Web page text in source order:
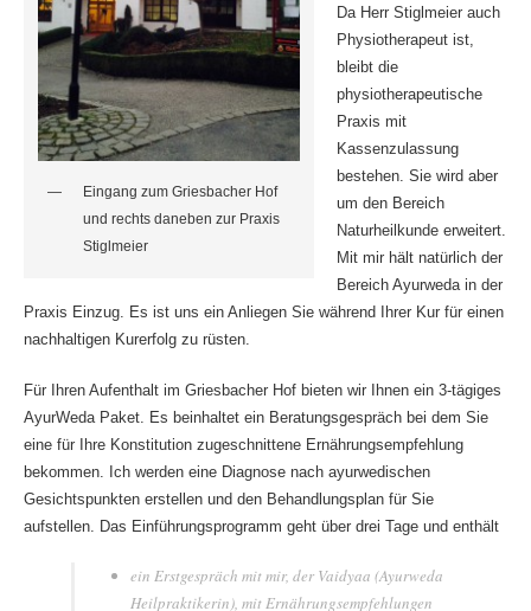
Eingang zum Griesbacher Hof
und rechts daneben zur Praxis
Stiglmeier
Da Herr Stiglmeier auch
Physiotherapeut ist,
bleibt die
physiotherapeutische
Praxis mit
Kassenzulassung
bestehen. Sie wird aber
um den Bereich
Naturheilkunde erweitert.
Mit mir hält natürlich der
Bereich Ayurweda in der
Praxis Einzug. Es ist uns ein Anliegen Sie während Ihrer Kur für einen
nachhaltigen Kurerfolg zu rüsten.
Für Ihren Aufenthalt im Griesbacher Hof bieten wir Ihnen ein 3-tägiges
AyurWeda Paket. Es beinhaltet ein Beratungsgespräch bei dem Sie
eine für Ihre Konstitution zugeschnittene Ernährungsempfehlung
bekommen. Ich werden eine Diagnose nach ayurwedischen
Gesichtspunkten erstellen und den Behandlungsplan für Sie
aufstellen. Das Einführungsprogramm geht über drei Tage und enthält
ein Erstgespräch mit mir, der Vaidyaa (Ayurweda
Heilpraktikerin), mit Ernährungsempfehlungen